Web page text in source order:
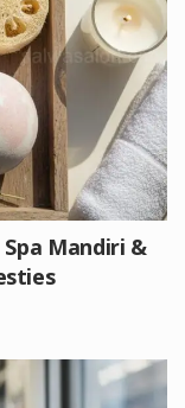
Mandiri &